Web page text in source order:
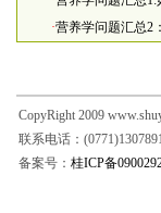
·营养学问题汇总2
CopyRight 2009
联系电话：
备案号： 桂ICP备